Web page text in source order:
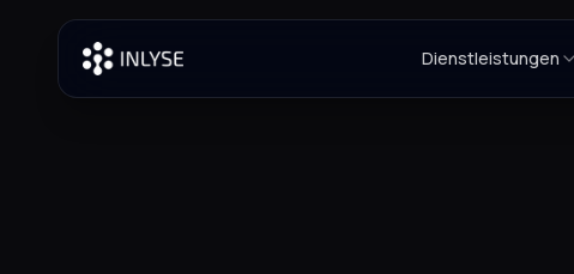
Dienstleistungen